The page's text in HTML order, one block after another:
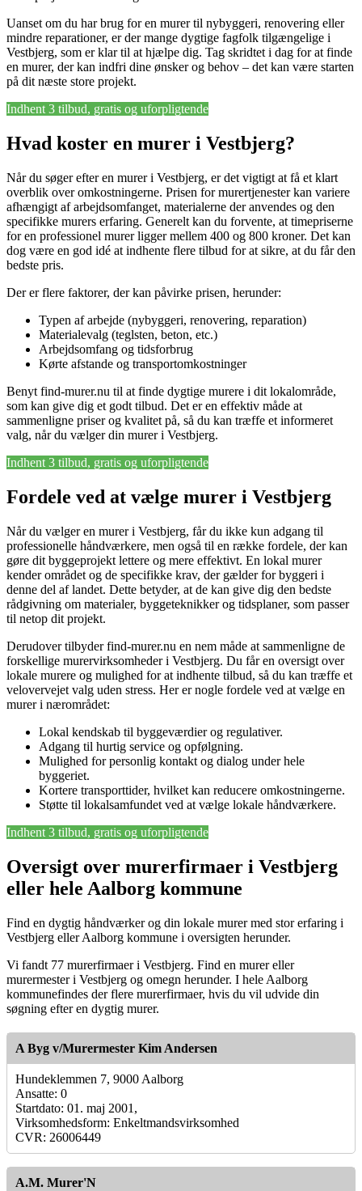
Uanset om du har brug for en murer til nybyggeri, renovering eller
mindre reparationer, er der mange dygtige fagfolk tilgængelige i
Vestbjerg, som er klar til at hjælpe dig. Tag skridtet i dag for at finde
en murer, der kan indfri dine ønsker og behov – det kan være starten
på dit næste store projekt.
Indhent 3 tilbud, gratis og uforpligtende
Hvad koster en murer i Vestbjerg?
Når du søger efter en murer i Vestbjerg, er det vigtigt at få et klart
overblik over omkostningerne. Prisen for murertjenester kan variere
afhængigt af arbejdsomfanget, materialerne der anvendes og den
specifikke murers erfaring. Generelt kan du forvente, at timepriserne
for en professionel murer ligger mellem 400 og 800 kroner. Det kan
dog være en god idé at indhente flere tilbud for at sikre, at du får den
bedste pris.
Der er flere faktorer, der kan påvirke prisen, herunder:
Typen af arbejde (nybyggeri, renovering, reparation)
Materialevalg (teglsten, beton, etc.)
Arbejdsomfang og tidsforbrug
Kørte afstande og transportomkostninger
Benyt find-murer.nu til at finde dygtige murere i dit lokalområde,
som kan give dig et godt tilbud. Det er en effektiv måde at
sammenligne priser og kvalitet på, så du kan træffe et informeret
valg, når du vælger din murer i Vestbjerg.
Indhent 3 tilbud, gratis og uforpligtende
Fordele ved at vælge murer i Vestbjerg
Når du vælger en murer i Vestbjerg, får du ikke kun adgang til
professionelle håndværkere, men også til en række fordele, der kan
gøre dit byggeprojekt lettere og mere effektivt. En lokal murer
kender området og de specifikke krav, der gælder for byggeri i
denne del af landet. Dette betyder, at de kan give dig den bedste
rådgivning om materialer, byggeteknikker og tidsplaner, som passer
til netop dit projekt.
Derudover tilbyder find-murer.nu en nem måde at sammenligne de
forskellige murervirksomheder i Vestbjerg. Du får en oversigt over
lokale murere og mulighed for at indhente tilbud, så du kan træffe et
velovervejet valg uden stress. Her er nogle fordele ved at vælge en
murer i nærområdet:
Lokal kendskab til byggeværdier og regulativer.
Adgang til hurtig service og opfølgning.
Mulighed for personlig kontakt og dialog under hele
byggeriet.
Kortere transporttider, hvilket kan reducere omkostningerne.
Støtte til lokalsamfundet ved at vælge lokale håndværkere.
Indhent 3 tilbud, gratis og uforpligtende
Oversigt over murerfirmaer i Vestbjerg
eller hele Aalborg kommune
Find en dygtig håndværker og din lokale murer med stor erfaring i
Vestbjerg eller Aalborg kommune i oversigten herunder.
Vi fandt 77 murerfirmaer i Vestbjerg. Find en murer eller
murermester i Vestbjerg og omegn herunder. I hele Aalborg
kommunefindes der flere murerfirmaer, hvis du vil udvide din
søgning efter en dygtig murer.
A Byg v/Murermester Kim Andersen
Hundeklemmen 7, 9000 Aalborg
Ansatte: 0
Startdato: 01. maj 2001,
Virksomhedsform: Enkeltmandsvirksomhed
CVR: 26006449
A.M. Murer'N